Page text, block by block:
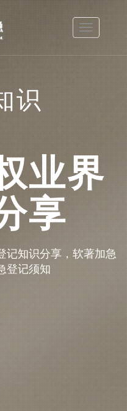
Toggle
识
业界
享
记知识分享，软著加急
登记须知